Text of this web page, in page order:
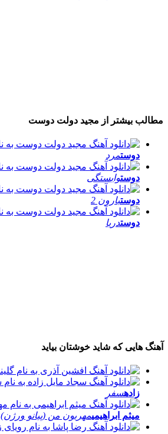
مطالب بیشتر از مجید دولت دوست
دوستمرد
دوستوابستگی
دوستبارون 2
دوستدریا
آهنگ هایی که شاید خوشتان بیاید
زادهسفر
میثم ابراهیمیمهربون من (پیانو ورژن)